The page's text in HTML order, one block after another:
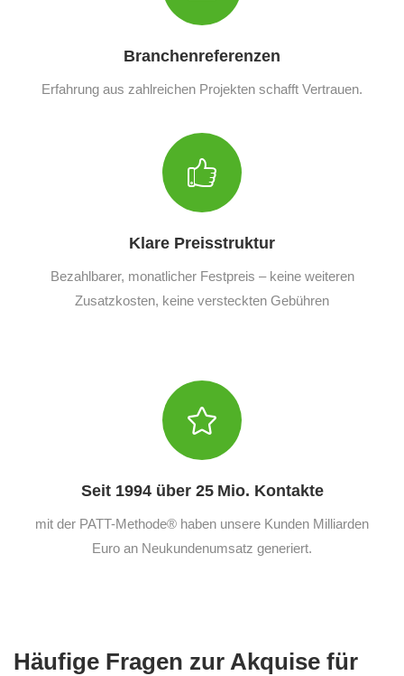
Branchenreferenzen
Erfahrung aus zahlreichen Projekten schafft Vertrauen.
Klare Preisstruktur
Bezahlbarer, monatlicher Festpreis – keine weiteren
Zusatzkosten, keine versteckten Gebühren
Seit 1994 über 25 Mio. Kontakte
mit der PATT-Methode® haben unsere Kunden Milliarden
Euro an Neukundenumsatz generiert.
Häufige Fragen zur Akquise für